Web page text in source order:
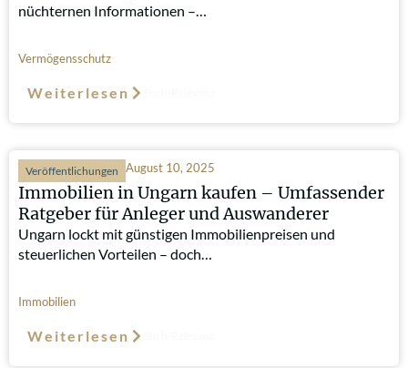
nüchternen Informationen –…
Vermögensschutz
Weiterlesen
Veröffentlichungen August 10, 2025
Immobilien in Ungarn kaufen – Umfassender
Ratgeber für Anleger und Auswanderer
Ungarn lockt mit günstigen Immobilienpreisen und
steuerlichen Vorteilen – doch…
Immobilien
Weiterlesen